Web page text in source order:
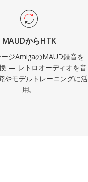
MAUDからHTK
ージAmigaのMAUD録音を
— レトロオーディオを音
やモデルトレーニングに活
用。